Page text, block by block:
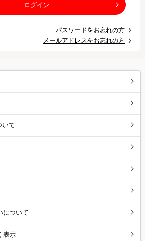
ログイン
パスワードをお忘れの方
メールアドレスをお忘れの方
いて
について
表示